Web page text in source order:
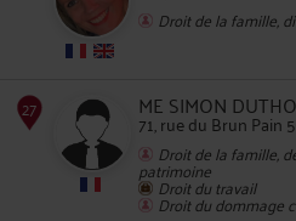
Droit de la famille,
ME SIMON
71, rue du Brun Pain
Droit de la famille,
patrimoine
Droit du travail
Droit du dommage